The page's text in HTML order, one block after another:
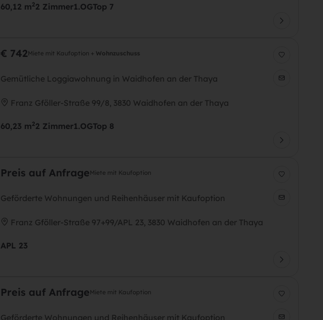
60,12 m22 Zimmer1.OGTop 7
€ 742Miete mit Kaufoption + Wohnzuschuss
Gemütliche Loggiawohnung in Waidhofen an der Thaya
Franz Gföller-Straße 99/8, 3830 Waidhofen an der Thaya
60,23 m22 Zimmer1.OGTop 8
Preis auf AnfrageMiete mit Kaufoption
Geförderte Wohnungen und Reihenhäuser mit Kaufoption
Franz Gföller-Straße 97+99/APL 23, 3830 Waidhofen an der Thaya
APL 23
Preis auf AnfrageMiete mit Kaufoption
Geförderte Wohnungen und Reihenhäuser mit Kaufoption